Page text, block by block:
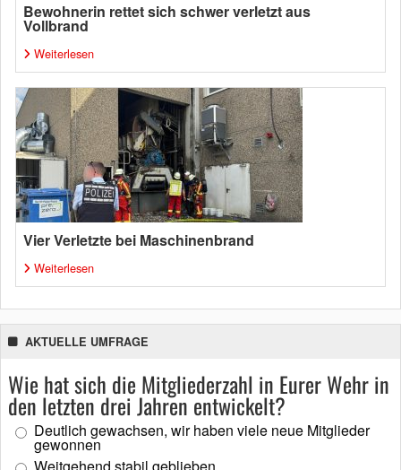
Bewohnerin rettet sich schwer verletzt aus
Vollbrand
Weiterlesen
Vier Verletzte bei Maschinenbrand
Weiterlesen
AKTUELLE UMFRAGE
Wie hat sich die Mitgliederzahl in Eurer Wehr in
den letzten drei Jahren entwickelt?
Deutlich gewachsen, wir haben viele neue Mitglieder
gewonnen